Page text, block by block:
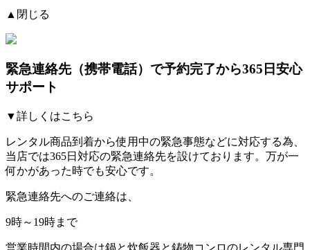
▲閉じる
緊急連絡先（携帯電話） で予約完了から365日安心
サポート
▼詳しくはこちら
レンタル商品到着から使用中の緊急事態などに対応する為、
当店では365日対応の緊急連絡先を設けております。 万が一
何かがあった時でも安心です。
緊急連絡先へのご連絡は、
9時～19時まで
営業時間内の場合は鍋と炊飯器と鋳物コンロのレンタル専門